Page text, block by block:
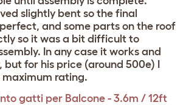
slightly bent so the final
and some parts on the roof
so it was a bit difficult to
In any case it works and
but for his price (around 500e) I
rating.
gatti per Balcone - 3.6m / 12ft